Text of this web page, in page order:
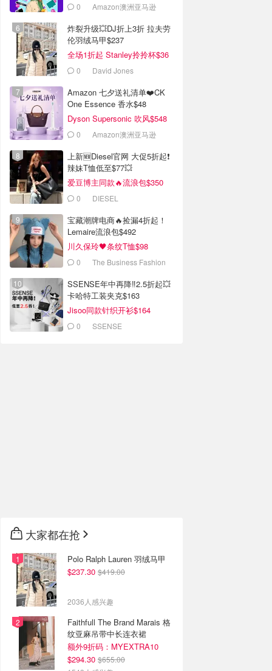
0 Amazon澳洲亚马逊
炸裂升级💥DJ折上3折 拉夫劳
伦羽绒马甲$237
全场1折起 Stanley拎拎杯$36
0 David Jones
Amazon 七夕送礼清单❤️CK
One Essence 香水$48
Dyson Supersonic 吹风$548
0 Amazon澳洲亚马逊
上新🆕Diesel官网 大促5折起❗️
辣妹T恤低至$77💥
爱豆博主同款🔥流浪包$350
0 DIESEL
宝藏潮牌电商🔥捡漏4折起！
Lemaire流浪包$492
川久保玲🖤条纹T恤$98
0 The Business Fashion
SSENSE年中再降‼️2.5折起💥
卡哈特工装夹克$163
Jisoo同款针织开衫$164
0 SSENSE
大家都在抢
Polo Ralph Lauren 羽绒马甲
$237.30 $419.00
2036人感兴趣
Faithfull The Brand Marais 格
纹亚麻吊带中长连衣裙
额外9折码：MYEXTRA10
$294.30 $655.00